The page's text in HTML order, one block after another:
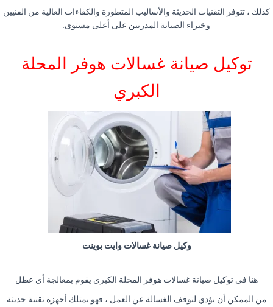
كذلك ، تتوفر التقنيات الحديثة والأساليب المتطورة والكفاءات العالية من الفنيين
وخبراء الصيانة المدربين على أعلى مستوى.
توكيل صيانة غسالات هوفر المحلة
الكبري
وكيل صيانة غسالات وايت بوينت
هنا فى توكيل صيانة غسالات هوفر المحلة الكبري يقوم بمعالجة أي عطل
من الممكن أن يؤدي لتوقف الغسالة عن العمل ، فهو يمتلك أجهزة تقنية حديثة